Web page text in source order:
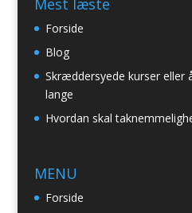
Mest læste
Forside
Blog
Skræddersyede kurser eller
lange
Hvordan skal
MENU
Forside